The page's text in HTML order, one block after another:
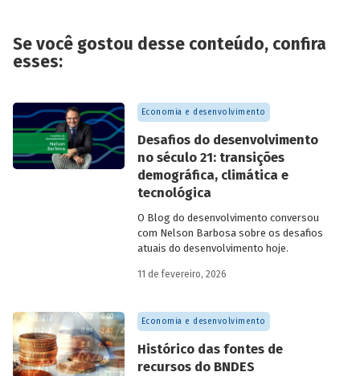
Se você gostou desse conteúdo, confira
esses:
Economia e desenvolvimento
Desafios do desenvolvimento
no século 21: transições
demográfica, climática e
tecnológica
O Blog do desenvolvimento conversou
com Nelson Barbosa sobre os desafios
atuais do desenvolvimento hoje.
11 de fevereiro, 2026
Economia e desenvolvimento
Histórico das fontes de
recursos do BNDES